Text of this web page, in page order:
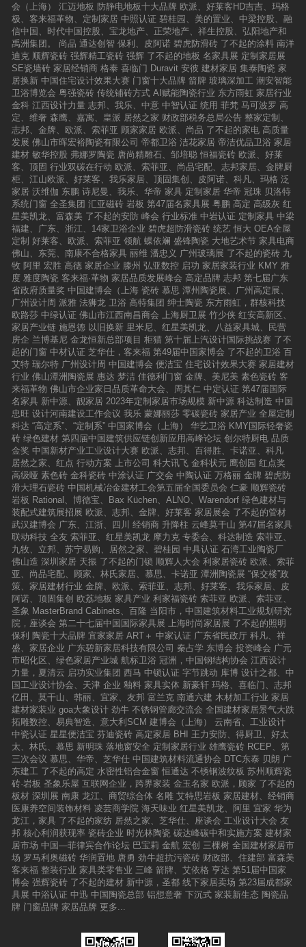
会（上海）
汇迈地板 防静电地板十大品牌 欧派、好莱客HD吉吉、玛格
极、客来福革物、定制家居 中照认证 碧桂园、美的置业、中梁控股、融
信中国、时代中国控股、宝龙地产、正荣地产、祥生控股、弘阳地产和
禹洲集团。
尚品 通达创智 保利、皮阿诺 碧虎防滑砖 了不起的涂料 南洋
迪克 顺辉瓷砖 强辉精工瓷砖 强辉 了不起的地板 名家具展 定制家居展
SE瓷墙砖 家居经销商 格泰 喜临门 Duravit 安彼 建材家居 集泰陶瓷 家
居换新 中国住宅设计效果大赛 门窗十大品牌 箭牌 玻璃深加工 潮安智能
卫浴博览会 粤强瓷砖 传统铺砖方式 AI赋能陶瓷行业 东方雨虹 家居行业
金科 江西设计力量 志邦、我乐、中意 中智认证 统用 菲梵 马可波罗 高
定、维奢 森鹰、嘉寓、皇派 居然之家 财政部税务总局公告 整家定制、
志邦、金牌、欧派、索菲亚 顾家家居 欧派、尚品 了不起的家电 高质量
发展 佛山市晖宏裕陶瓷有限公司 帝都卫浴 洁花家居 帝洁优品卫浴 家居
建材 敏华控股 弗娜罗陶瓷 唐尚精雕石、邹培聪 恒福瓷砖 欧派、好莱
客、顶固 行业双碳在行动 欧派、索菲亚、尚品宅配、志邦家居、金牌厨
柜、江山欧派、好莱客、我乐家居、顶固集创、皮阿诺、科凡、玛格 泛
家居 沃维伽 东鹏 诗尼曼、我乐、华帝 家具 定制家居 华帝 冠珠 贝洛特
系统门窗 全圣集团 汇亚磁砖 岩板 第47届名家具展 粤鹏 高定 高级灰 红
星美凯龙、富森美 了不起的安防 峰会 行业标准 中岩认证 定制家具 中梁
福建、广东、浙江、14家卫浴企业 碧虎超防滑瓷砖 统艺 恒大 OEA全屋
定制 好莱客、欧派、索菲亚 领航 蝶依斓 盛锋陶瓷 大地艺术节 家具电商
佛山、东莞、南康不合格家具 丽维 潘忠义 广州玻璃展 了不起的瓷砖 九
牧 阿里 宏胜 高德 家居企业 滕州 弘亚数控 启功 家居家装行业 KMY 雅
度 雅度陶瓷 客来福·革物 家居品质发展峰会 高定品牌 志邦 第七届广东
省政府质量奖 中国建博会（上海 瓷砖 慕思 潭州陶瓷展、广州高定展、
广州设计周 派雅 法狮龙 卫浴 高特集团 绅士陶瓷 东方雨虹，群核科技
欧路莎 中绿认证 佛山市江西南昌商会 上海厨卫展 竹少侠 红安高新区、
家居产业链 施恩德 以旧换新 里米尼、红星美凯龙、八益家具城、民营
房企 兰博基尼 金龙恒新总部项目 柜猫 第十届上汽设计国际挑战赛 了不
起的门窗 中材认证 芝华仕，客来福 第49届中国家博会 了不起的卫浴 百
艾特 瑞尔特 广州设计周 中国建博会 便洁宝 住宅设计效果大赛 家居建材
行业 佛山潭洲陶瓷展 惠达 梦洁 佳德利门窗 金牌、美尼美 素色瓷砖 客
来福革物 佛山市企业家日品质革命大会、周其仁 中定认证 第47届国际
名家具 新中源、靓家居 2023年定制家居市场规模 新中源 科达制造 中国
忠旺 设计河南建设工作会议 我乐 蒙娜丽莎 零碳瓷砖 家居产业 全屋定制
科达 “高定系”、“定制系” 中国家博会（上海） 华艺卫浴 KMY国际轻奢瓷
砖 绿色建材 第四届中国建筑供应链创新应用高峰论坛 创尔特厨电 品质
金奖 中国新材产业工业设计大赛 欧派、志邦、百得胜、卡诺亚、科凡
居然之家、红点 行动方案 上市公司 科大讯飞 金科状元 鹰创园 红点奖
高级哑 素色砖 金科瓷砖 中涂认证 广交会 中陶认证 万格丽 金牌 碧虎防
滑大理石瓷砖 中国机械冶金建材工会第五届全国委员会 仁豪 顺辉瓷砖
岩板 Rational、博德宝、Bax Küchen、ALNO、Warendorf 绿色建材与
装配式建筑展招展 欧派、志邦、金牌、好莱客 家居展会 了不起的管材
武汉建博会 广东、江浙、四川 经销商 升降柱 云峰莫干山 第47届名家具
联动科技 全友 索菲亚、红星美凯龙 摩力克 专委会、科达制造 索菲亚、
九牧、立邦、苏宁易购、居然之家、碧桂园 中具认证 石湾工业陶瓷厂
佛山造 深圳家居 天振 了不起的门锁 顺辉人大会 利家居瓷砖 欧派、索菲
亚、尚品宅配、顾家、林氏家居、慕思、卡诺亚 潭洲陶瓷展 “保交楼”政
策、家居建材行业 金牌、欧派、索菲亚、志邦、好莱客、我乐家居、皮
阿诺、顶固集创 欧荔地板 家具产业 利家福瓷砖 索菲亚 欧派、索菲亚、
圣象 MasterBrand Cabinets、百隆 当阳市，中国建筑材料工业规划研究
院，座谈会 第二十七届中国国际家具展 上海时尚家居展 了不起的照明
保利 陶瓷十大品牌 宜家家居 ART＋ 中家认证 广东省民政厅 科凡、祥
盛、家居企业 广东碧新家居科技有限公司 秦占学 东博会 投资峰会 广元
市昭化区、绿色家居产业城 航标卫浴 冠洲，中国钢结构协会 江西设计
力量，夏清云 启功实业集团 西马 中锁认证 字节跳动 库博 设计之都、中
国工业设计协会、天津 企业 釉料 家具实体 新豪轩 玛格、喜临门、志邦
亿田、莫干山、韩丽、宜家、友邦 富兰克 南通六建 木材加工行业 家居
建材家装业 goa大象设计 劲牛 不锈钢管廊交流会 全国建材家居景气大跌
拓雕数控、易典智造、意大利SCM 建博会（上海）
云南省、工业设计
中瓷认证 星星便洁宝 芬迪瓷砖 高定家居 BHI
王力安防、得厨卫、好太
太、林氏、慕思 新明珠 落地窗安全 定制家居行业 雄鹰瓷砖 RCEP、第
三次会议 慕思、华帝、芝华仕 中国建筑材料流通协会 DTC东泰 贝朗 广
东建工 了不起的高定 水密性铝合金窗 恒通达 不锈钢波纹板 苏州顺辉瓷
砖·岩板 圣象乐屋 互联网企业，跨界家装 金玉名家 欧派，顾家 了不起的
板材 深圳展 南康 龙江、商贸综合体 名雕 艾特思岩板 家居建材、经销商
医康养空间装饰材料 凌芸商学院 海天味业 红星美凯龙、阿里 宜家 华为
龙江，家具 了不起的家纺 居然之家、芝华仕、座谈会 工业设计大会 友
邦 核心利润获现率 瓷砖企业 时光林陶瓷 碳达峰碳中和实施方案 建材家
居市场 中国—菲律宾合作论坛 巴宝莉 金航 宏创 三棵树 全国建材家居市
场 罗马利奥磁砖 华润置地 唐勇 劲牛超抗污瓷砖 财政部、住建部 富森美
客来福 整装行业 家具类零售业 三峰 箭牌、艾依格 亨达 第51届中国家
博会 强辉瓷砖 了不起的建材 新中源，圣都 线下家居卖场 第23届成都家
具展 中浴认证 中迅 中国陶瓷总部 铝想意奢 下沉式 家装新生态 陶瓷品
牌 门窗品牌 家居品牌 更多...